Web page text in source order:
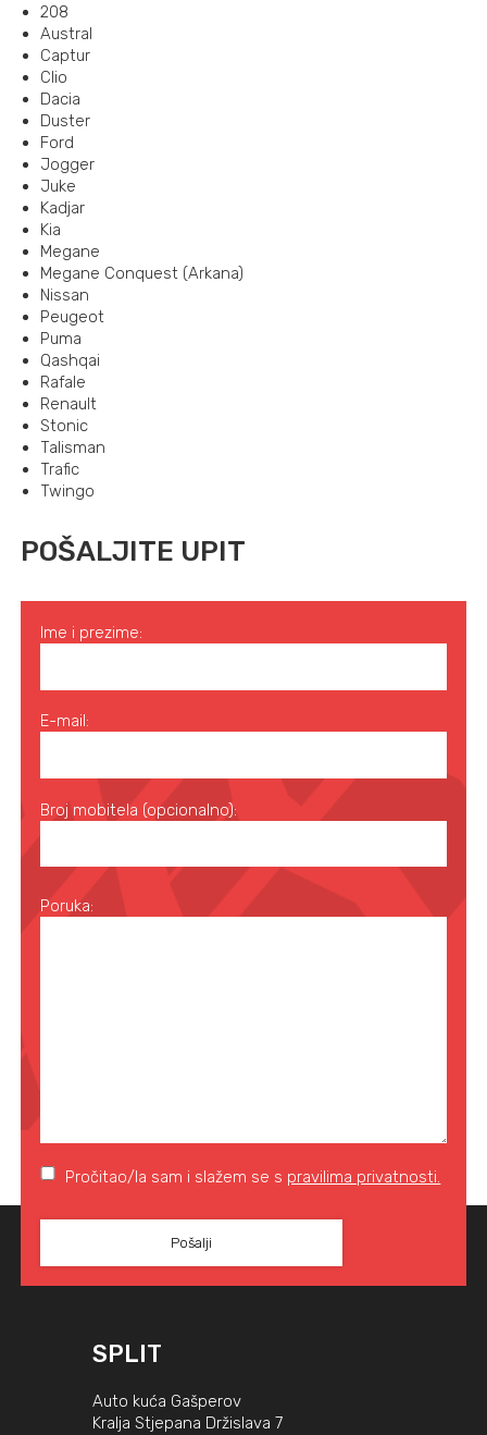
208
Austral
Captur
Clio
Dacia
Duster
Ford
Jogger
Juke
Kadjar
Kia
Megane
Megane Conquest (Arkana)
Nissan
Peugeot
Puma
Qashqai
Rafale
Renault
Stonic
Talisman
Trafic
Twingo
POŠALJITE UPIT
Ime i prezime:
E-mail:
Broj mobitela (opcionalno):
Poruka:
Pročitao/la sam i slažem se s pravilima privatnosti.
SPLIT
Auto kuća Gašperov
Kralja Stjepana Držislava 7